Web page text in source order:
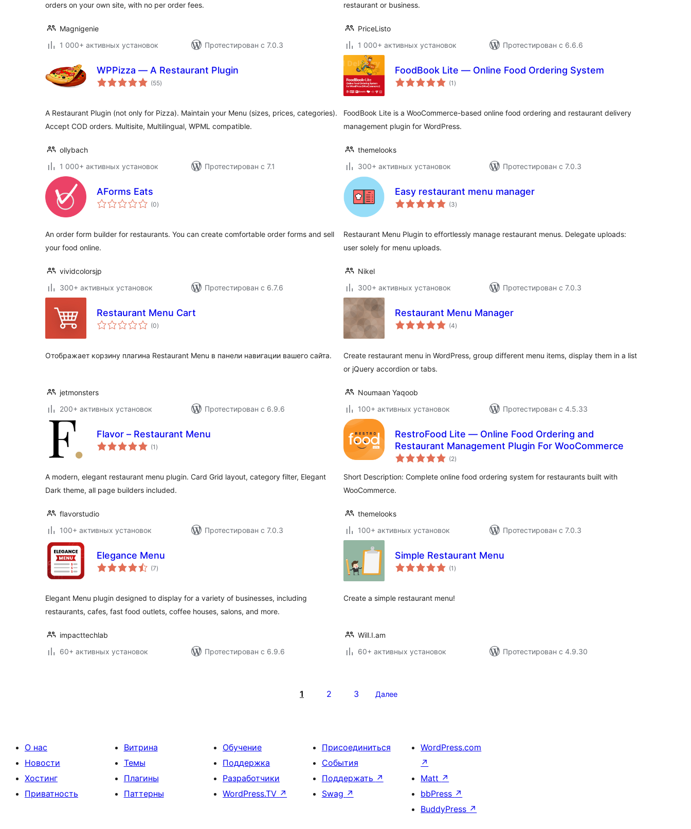
orders on your own site, with no per order fees.
Magnigenie
1 000+ активных установок
Протестирован с 7.0.3
restaurant or business.
PriceListo
1 000+ активных установок
Протестирован с 6.6.6
WPPizza — A Restaurant Plugin
(55общий
рейтинг
)
A Restaurant Plugin (not only for Pizza). Maintain your Menu (sizes, prices, categories).
Accept COD orders. Multisite, Multilingual, WPML compatible.
ollybach
1 000+ активных установок
Протестирован с 7.1
FoodBook Lite — Online Food Ordering System
(1 общий
рейтинг
)
FoodBook Lite is a WooCommerce-based online food ordering and restaurant delivery
management plugin for WordPress.
themelooks
300+ активных установок
Протестирован с 7.0.3
AForms Eats
(0общий
рейтинг
)
An order form builder for restaurants. You can create comfortable order forms and sell
your food online.
vividcolorsjp
300+ активных установок
Протестирован с 6.7.6
Easy restaurant menu manager
(3общий
рейтинг
)
Restaurant Menu Plugin to effortlessly manage restaurant menus. Delegate uploads:
user solely for menu uploads.
Nikel
300+ активных установок
Протестирован с 7.0.3
Restaurant Menu Cart
(0общий
рейтинг
)
Отображает корзину плагина Restaurant Menu в панели навигации вашего сайта.
jetmonsters
200+ активных установок
Протестирован с 6.9.6
Restaurant Menu Manager
(4общий
рейтинг
)
Create restaurant menu in WordPress, group different menu items, display them in a list
or jQuery accordion or tabs.
Noumaan Yaqoob
100+ активных установок
Протестирован с 4.5.33
Flavor – Restaurant Menu
(1 общий
рейтинг
)
A modern, elegant restaurant menu plugin. Card Grid layout, category filter, Elegant
Dark theme, all page builders included.
flavorstudio
100+ активных установок
Протестирован с 7.0.3
RestroFood Lite — Online Food Ordering and
Restaurant Management Plugin For WooCommerce
(2общий
рейтинг
)
Short Description: Complete online food ordering system for restaurants built with
WooCommerce.
themelooks
100+ активных установок
Протестирован с 7.0.3
Elegance Menu
(7общий
рейтинг
)
Elegant Menu plugin designed to display for a variety of businesses, including
restaurants, cafes, fast food outlets, coffee houses, salons, and more.
impacttechlab
60+ активных установок
Протестирован с 6.9.6
Simple Restaurant Menu
(1 общий
рейтинг
)
Create a simple restaurant menu!
Will.I.am
60+ активных установок
Протестирован с 4.9.30
1 2 3 Далее
О нас
Новости
Хостинг
Приватность
Витрина
Темы
Плагины
Паттерны
Обучение
Поддержка
Разработчики
WordPress.TV ↗
Присоединиться
События
Поддержать ↗
Swag ↗
WordPress.com
↗
Matt ↗
bbPress ↗
BuddyPress ↗